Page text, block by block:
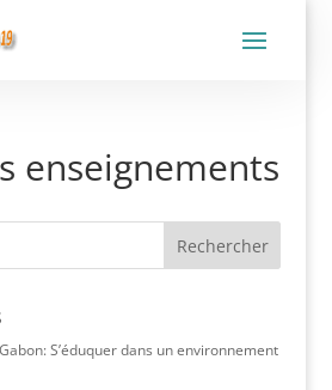
enseignements
S’éduquer dans un environnement